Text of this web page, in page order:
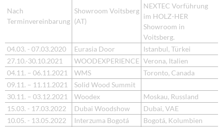
Nach
Terminvereinbarung
Showroom Voitsberg
(AT)
NEXTEC Vorführung
im HOLZ-HER
Showroom in
Voitsberg.
04.03. - 07.03.2020
Eurasia Door
Istanbul, Türkei
27.10.-30.10.2021
WOODEXPERIENCE Verona, Italien
04.11. – 06.11.2021
WMS
Toronto, Canada
09.11. – 11.11.2021
Solid Wood Summit
30.11. – 03.12.2021
Woodex
Moskau, Russland
15.03. - 17.03.2022
Dubai Woodshow
Dubai, VAE
10.05. - 13.05.2022
Interzuma Bogotá
Bogotá, Kolumbien